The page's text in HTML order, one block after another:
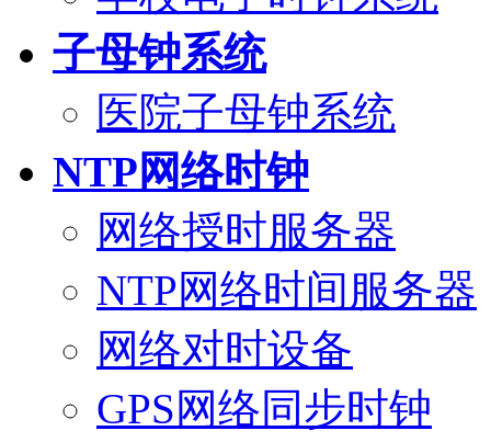
子母钟系统
医院子母钟系统
NTP网络时钟
网络授时服务器
NTP网络时间服务器
网络对时设备
GPS网络同步时钟